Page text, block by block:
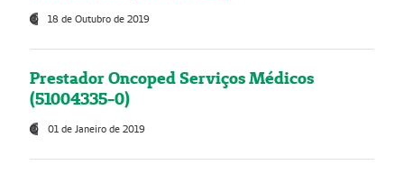
18 de Outubro de 2019
Prestador Oncoped Serviços Médicos
(51004335-0)
01 de Janeiro de 2019